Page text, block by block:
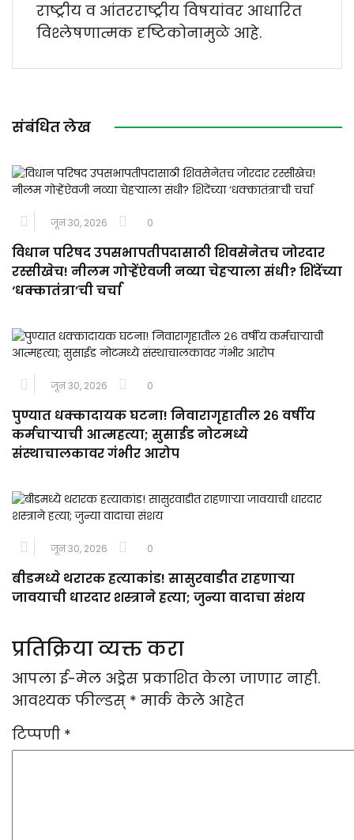
राष्ट्रीय व आंतरराष्ट्रीय विषयांवर आधारित
विश्लेषणात्मक दृष्टिकोनामुळे आहे.
संबंधित लेख
जून 30, 2026 0
विधान परिषद उपसभापतीपदासाठी शिवसेनेतच जोरदार
रस्सीखेच! नीलम गोऱ्हेंऐवजी नव्या चेहऱ्याला संधी? शिंदेंच्या
‘धक्कातंत्रा’ची चर्चा
जून 30, 2026 0
पुण्यात धक्कादायक घटना! निवारागृहातील २६ वर्षीय
कर्मचाऱ्याची आत्महत्या; सुसाईड नोटमध्ये
संस्थाचालकावर गंभीर आरोप
जून 30, 2026 0
बीडमध्ये थरारक हत्याकांड! सासुरवाडीत राहणाऱ्या
जावयाची धारदार शस्त्राने हत्या; जुन्या वादाचा संशय
प्रतिक्रिया व्यक्त करा
आपला ई-मेल अड्रेस प्रकाशित केला जाणार नाही.
आवश्यक फील्डस् * मार्क केले आहेत
टिप्पणी *